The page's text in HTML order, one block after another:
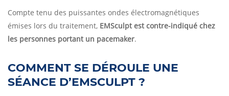
Compte tenu des puissantes ondes électromagnétiques
émises lors du traitement, EMSculpt est contre-indiqué chez
les personnes portant un pacemaker.
COMMENT SE DÉROULE UNE
SÉANCE D’EMSCULPT ?